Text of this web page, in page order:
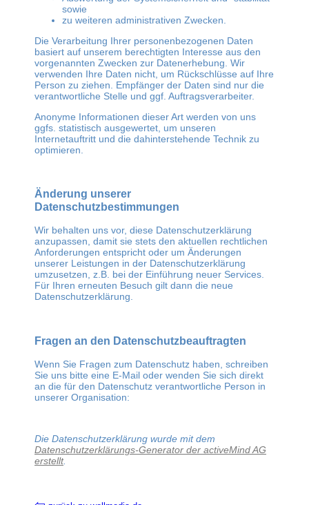
sowie
zu weiteren administrativen Zwecken.
Die Verarbeitung Ihrer personenbezogenen Daten
basiert auf unserem berechtigten Interesse aus den
vorgenannten Zwecken zur Datenerhebung. Wir
verwenden Ihre Daten nicht, um Rückschlüsse auf Ihre
Person zu ziehen. Empfänger der Daten sind nur die
verantwortliche Stelle und ggf. Auftragsverarbeiter.
Anonyme Informationen dieser Art werden von uns
ggfs. statistisch ausgewertet, um unseren
Internetauftritt und die dahinterstehende Technik zu
optimieren.
Änderung unserer
Datenschutzbestimmungen
Wir behalten uns vor, diese Datenschutzerklärung
anzupassen, damit sie stets den aktuellen rechtlichen
Anforderungen entspricht oder um Änderungen
unserer Leistungen in der Datenschutzerklärung
umzusetzen, z.B. bei der Einführung neuer Services.
Für Ihren erneuten Besuch gilt dann die neue
Datenschutzerklärung.
Fragen an den Datenschutzbeauftragten
Wenn Sie Fragen zum Datenschutz haben, schreiben
Sie uns bitte eine E-Mail oder wenden Sie sich direkt
an die für den Datenschutz verantwortliche Person in
unserer Organisation:
Die Datenschutzerklärung wurde mit dem
Datenschutzerklärungs-Generator der activeMind AG
erstellt.